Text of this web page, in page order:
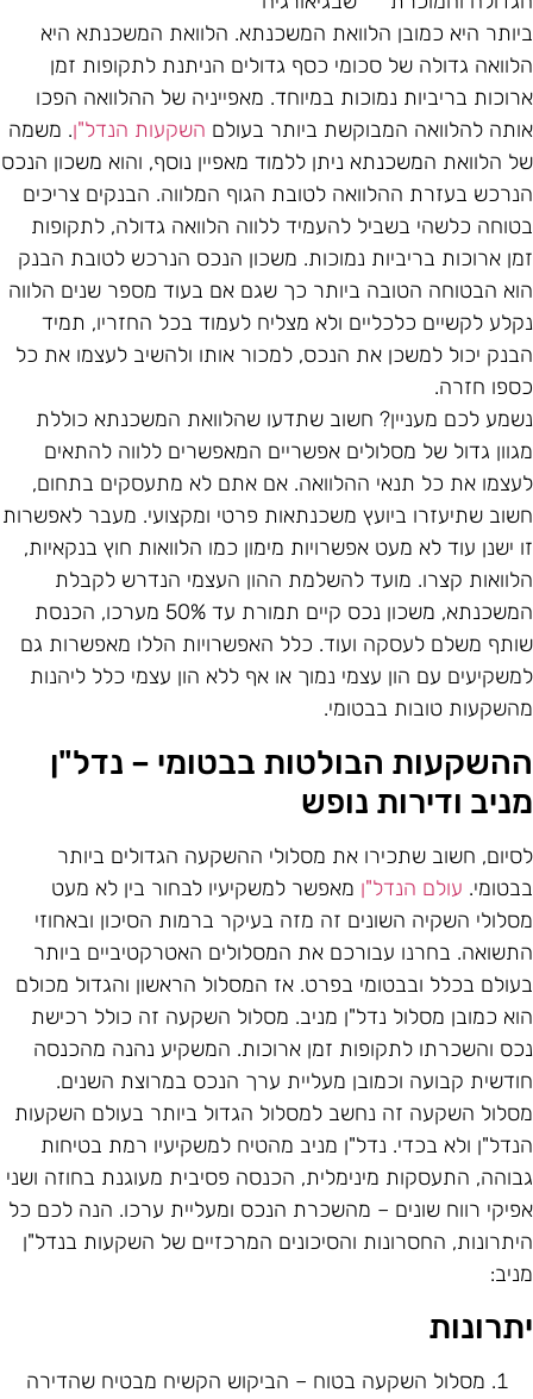
היא כמובן הלוואת המשכנתא. הלוואת המשכנתא היא
גדולה של סכומי כסף גדולים הניתנת לתקופות זמן
בריביות נמוכות במיוחד. מאפייניה של ההלוואה הפכו
להלוואה המבוקשת ביותר בעולם השקעות הנדל"ן. משמה
הלוואת המשכנתא ניתן ללמוד מאפיין נוסף, והוא משכון הנכס
בעזרת ההלוואה לטובת הגוף המלווה. הבנקים צריכים
כלשהי בשביל להעמיד ללווה הלוואה גדולה, לתקופות
ארוכות בריביות נמוכות. משכון הנכס הנרכש לטובת הבנק
הבטוחה הטובה ביותר כך שגם אם בעוד מספר שנים הלווה
לקשיים כלכליים ולא מצליח לעמוד בכל החזריו, תמיד
יכול למשכן את הנכס, למכור אותו ולהשיב לעצמו את כל
חזרה.
לכם מעניין? חשוב שתדעו שהלוואת המשכנתא כוללת
גדול של מסלולים אפשריים המאפשרים ללווה להתאים
את כל תנאי ההלוואה. אם אתם לא מתעסקים בתחום,
שתיעזרו ביועץ משכנתאות פרטי ומקצועי. מעבר לאפשרות
ישנן עוד לא מעט אפשרויות מימון כמו הלוואות חוץ בנקאיות,
קצרו. מועד להשלמת ההון העצמי הנדרש לקבלת
המשכנתא, משכון נכס קיים תמורת עד 50% מערכו, הכנסת
משלם לעסקה ועוד. כלל האפשרויות הללו מאפשרות גם
עם הון עצמי נמוך או אף ללא הון עצמי כלל ליהנות
טובות בבטומי.
הבולטות בבטומי – נדל"ן
ודירות נופש
חשוב שתכירו את מסלולי ההשקעה הגדולים ביותר
עולם הנדל"ןמאפשר למשקיעיו לבחור בין לא מעט
השקיה השונים זה מזה בעיקר ברמות הסיכון ובאחוזי
בחרנו עבורכם את המסלולים האטרקטיביים ביותר
בכלל ובבטומי בפרט. אז המסלול הראשון והגדול מכולם
כמובן מסלול נדל"ן מניב. מסלול השקעה זה כולל רכישת
והשכרתו לתקופות זמן ארוכות. המשקיע נהנה מהכנסה
קבועה וכמובן מעליית ערך הנכס במרוצת השנים.
השקעה זה נחשב למסלול הגדול ביותר בעולם השקעות
ולא בכדי. נדל"ן מניב מהטיח למשקיעיו רמת בטיחות
התעסקות מינימלית, הכנסה פסיבית מעוגנת בחוזה ושני
רווח שונים – מהשכרת הנכס ומעליית ערכו. הנה לכם כל
החסרונות והסיכונים המרכזיים של השקעות בנדל"ן
מסלול השקעה בטוח – הביקוש הקשיח מבטיח שהדירה